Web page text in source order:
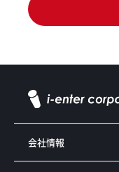
会社情報